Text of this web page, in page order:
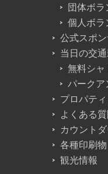
団体ボ
個人ボラ
公式スポ
当日の交
無料シャ
パークア
プロパテ
よくある質
カウント
各種印刷物
観光情報